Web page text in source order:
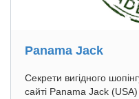
Panama Jack
Секрети вигідного
сайті Panama Jack